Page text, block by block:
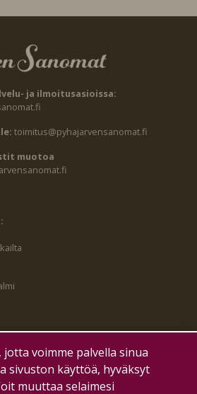
ja ilmoitusasioissa:
toimitus@pyhajarvensanomat.fi
muotoa
jotta voimme palvella sinua
sivuston käyttöä, hyväksyt
muuttaa selaimesi